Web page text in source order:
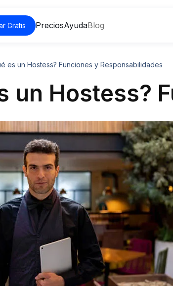
Gratis PreciosAyudaBlog
es un Hostess? Funciones y Responsabilidades
un Hostess?